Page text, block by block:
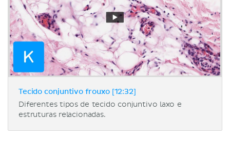
Tecido conjuntivo frouxo [12:32]
Diferentes tipos de tecido conjuntivo laxo e
estruturas relacionadas.